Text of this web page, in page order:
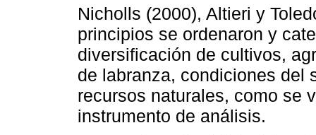
Nicholls (2000), Altieri y
principios se ordenaron y
diversificación de cultivos,
de labranza, condiciones del
recursos naturales, como se
instrumento de análisis.